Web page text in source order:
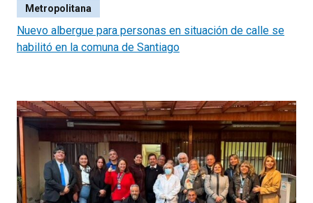
Metropolitana
Nuevo albergue para personas en situación de calle se
habilitó en la comuna de Santiago